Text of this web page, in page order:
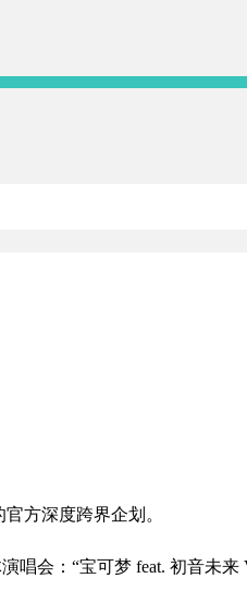
方深度跨界企划。
会：“宝可梦 feat. 初音未来